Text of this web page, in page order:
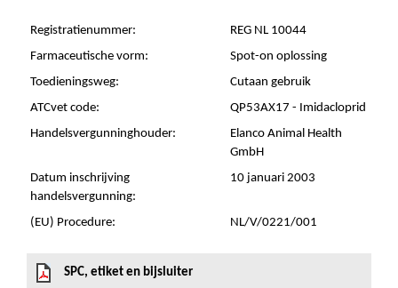
Registratienummer:
REG NL 10044
Farmaceutische vorm:
Spot-on oplossing
Toedieningsweg:
Cutaan gebruik
ATCvet code:
QP53AX17 - Imidacloprid
Handelsvergunninghouder:
Elanco Animal Health
GmbH
Datum inschrijving
handelsvergunning:
10 januari 2003
(EU) Procedure: NL/V/0221/001
SPC, etiket en bijsluiter